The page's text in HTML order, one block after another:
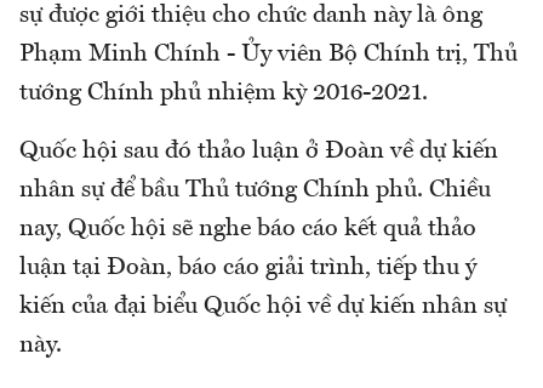
sự được giới thiệu cho chức danh này là ông
Phạm Minh Chính - Ủy viên Bộ Chính trị, Thủ
tướng Chính phủ nhiệm kỳ 2016-2021.
Quốc hội sau đó thảo luận ở Đoàn về dự kiến
nhân sự để bầu Thủ tướng Chính phủ. Chiều
nay, Quốc hội sẽ nghe báo cáo kết quả thảo
luận tại Đoàn, báo cáo giải trình, tiếp thu ý
kiến của đại biểu Quốc hội về dự kiến nhân sự
này.